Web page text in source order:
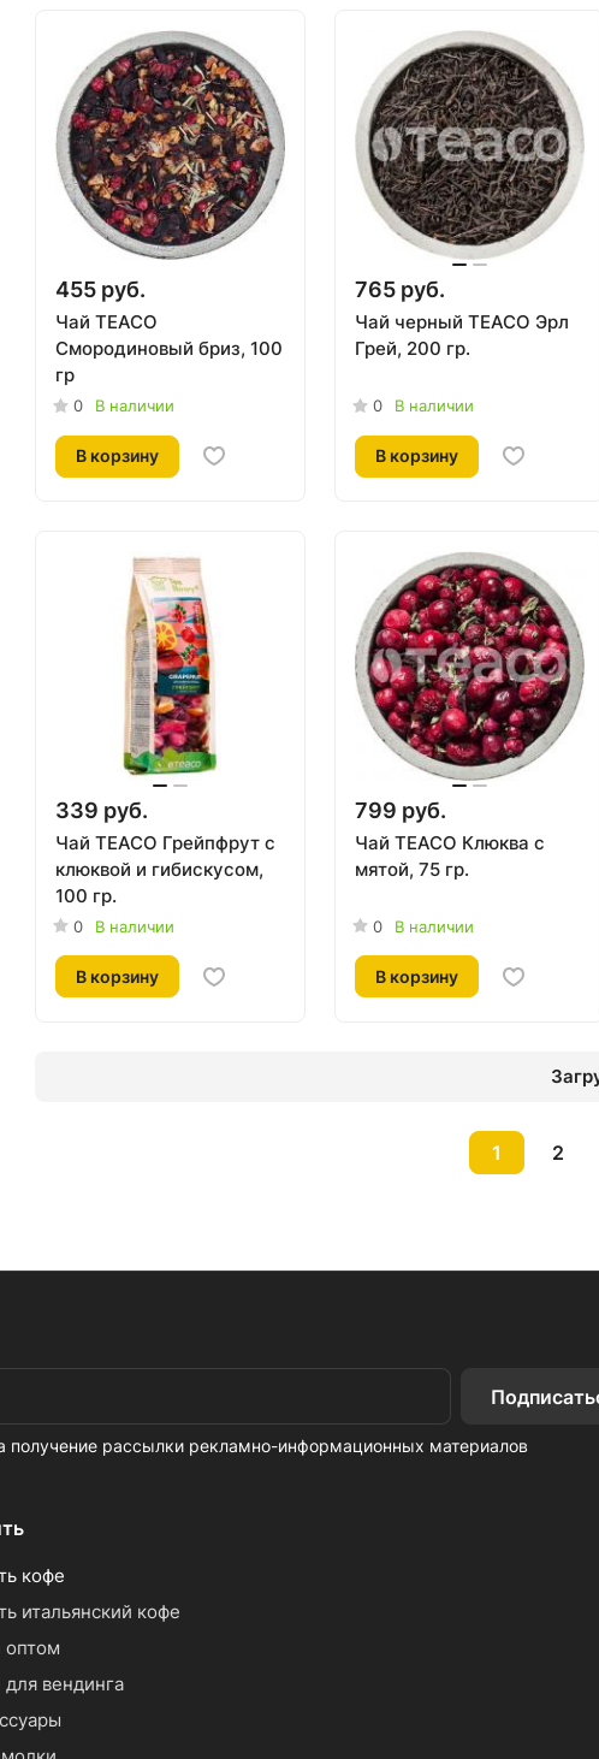
455 руб.
Чай TEACO
Смородиновый бриз, 100
гр
0 В наличии
В корзину
765 руб.
Чай черный TEACO Эрл
Грей, 200 гр.
0 В наличии
В корзину
339 руб.
Чай TEACO Грейпфрут с
клюквой и гибискусом,
100 гр.
0 В наличии
В корзину
799 руб.
Чай TEACO Клюква с
мятой, 75 гр.
0 В наличии
В корзину
1 2
получение рассылки рекламно-информационных материалов
кофе
итальянский кофе
оптом
для вендинга